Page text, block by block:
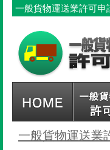
一般貨物運送業許可
一般貨物運送業